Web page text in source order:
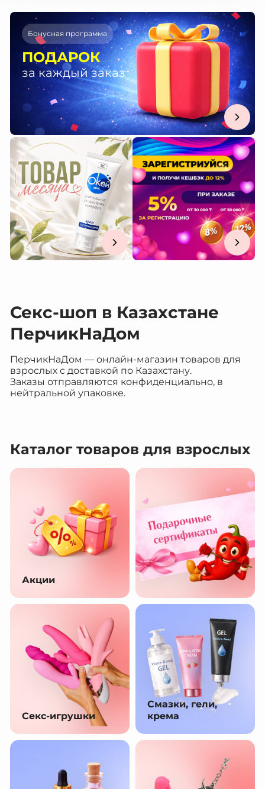
Бонусная программа
ПОДАРОК
за каждый заказ
Секс-шоп в Казахстане
ПерчикНаДом
ПерчикНаДом — онлайн-магазин товаров для
взрослых с доставкой по Казахстану.
Заказы отправляются конфиденциально, в
нейтральной упаковке.
Каталог товаров для взрослых
Акции
Секс-игрушки
Смазки, гели,
крема